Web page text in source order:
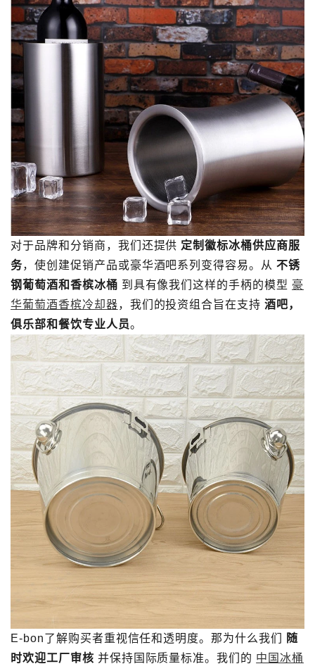
对于品牌和分销商，我们还提供 定制徽标冰桶供应商服
务，使创建促销产品或豪华酒吧系列变得容易。从不锈
钢葡萄酒和香槟冰桶 到具有像我们这样的手柄的模型 豪
华葡萄酒香槟冷却器，我们的投资组合旨在支持酒吧，
俱乐部和餐饮专业人员。
E-bon了解购买者重视信任和透明度。那为什么我们
随
时欢迎工厂审核 并保持国际质量标准。我们的 中国冰桶